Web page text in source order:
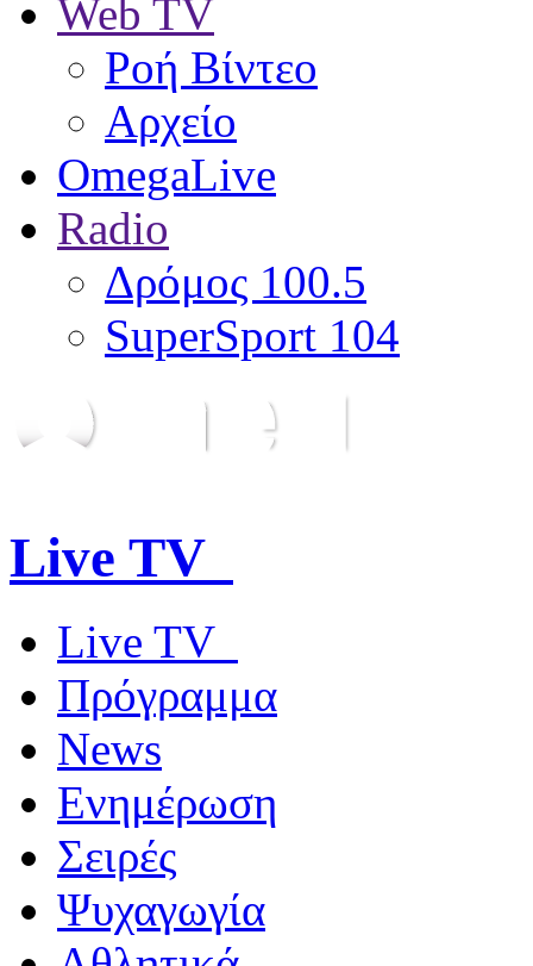
Web TV
Ροή Βίντεο
Αρχείο
OmegaLive
Radio
Δρόμος 100.5
SuperSport 104
Live TV
Live TV
Πρόγραμμα
News
Ενημέρωση
Σειρές
Ψυχαγωγία